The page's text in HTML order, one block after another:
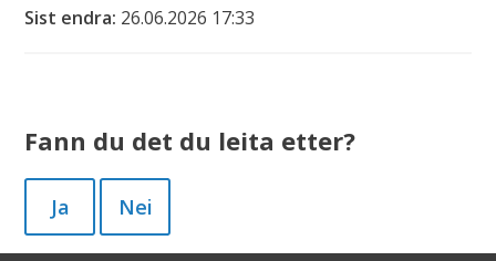
Sist endra 26.06.2026 17:33
Fann du det du leita etter?
Ja Nei